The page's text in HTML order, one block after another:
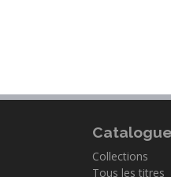
Catalogue
Collections
Tous les titres